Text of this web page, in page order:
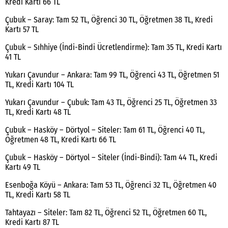
Çubuk – Saray: Tam 52 TL, Öğrenci 30 TL, Öğretmen 38 TL, Kredi
Kartı 57 TL
Çubuk – Sıhhiye (İndi-Bindi Ücretlendirme): Tam 35 TL, Kredi Kartı
41 TL
Yukarı Çavundur – Ankara: Tam 99 TL, Öğrenci 43 TL, Öğretmen 51
TL, Kredi Kartı 104 TL
Yukarı Çavundur – Çubuk: Tam 43 TL, Öğrenci 25 TL, Öğretmen 33
TL, Kredi Kartı 48 TL
Çubuk – Hasköy – Dörtyol – Siteler: Tam 61 TL, Öğrenci 40 TL,
Öğretmen 48 TL, Kredi Kartı 66 TL
Çubuk – Hasköy – Dörtyol – Siteler (İndi-Bindi): Tam 44 TL, Kredi
Kartı 49 TL
Esenboğa Köyü – Ankara: Tam 53 TL, Öğrenci 32 TL, Öğretmen 40
TL, Kredi Kartı 58 TL
Tahtayazı – Siteler: Tam 82 TL, Öğrenci 52 TL, Öğretmen 60 TL,
Kredi Kartı 87 TL